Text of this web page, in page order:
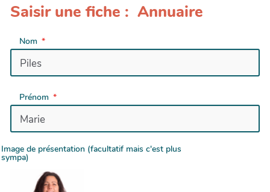
Saisir une fiche : Annuaire
Nom
Prénom
Image de présentation (facultatif mais c'est plus
sympa)